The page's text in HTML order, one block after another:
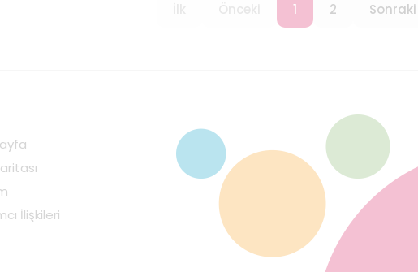
1 2 Sonraki
İlişkileri